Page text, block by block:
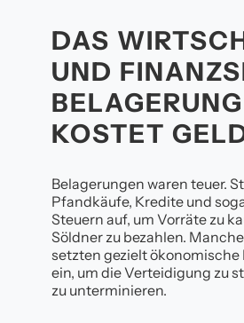
DAS
UND
BELAGERUNG
KOSTET
Belagerungen waren teuer.
Pfandkäufe, Kredite und
Steuern auf, um Vorräte zu
Söldner zu bezahlen.
setzten gezielt
ein, um die Verteidigung zu
zu unterminieren.